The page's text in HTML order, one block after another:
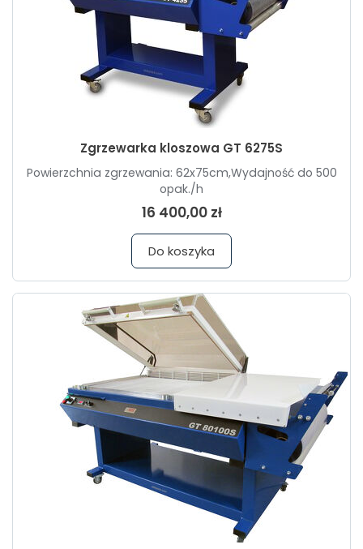
Zgrzewarka kloszowa GT 6275S
Powierzchnia zgrzewania: 62x75cm,Wydajność do 500
opak./h
16 400,00 zł
Do koszyka